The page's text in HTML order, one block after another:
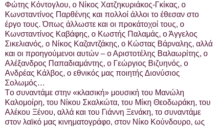
Φώτης Κόντογλου, ο Νίκος Χατζηκυριάκος-Γκίκας, ο
Κωνσταντίνος Παρθένης και πολλοί άλλοι το έθεσαν στο
έργο τους. Όπως άλλωστε και οι προκάτοχοί τους, ο
Κωνσταντίνος Καβάφης, ο Κωστής Παλαμάς, ο Άγγελος
Σικελιανός, ο Νίκος Καζαντζάκης, ο Κώστας Βάρναλης, αλλά
και οι προηγούμενοι αυτών – ο Αριστοτέλης Βαλαωρίτης, ο
Αλέξανδρος Παπαδιαμάντης, ο Γεώργιος Βιζυηνός, ο
Ανδρέας Κάλβος, ο εθνικός μας ποιητής Διονύσιος
Σολωμός…
Τo συναντάμε στην «κλασική» μουσική του Μανώλη
Καλομοίρη, του Νίκου Σκαλκώτα, του Μίκη Θεοδωράκη, του
Αλέκου Ξένου, αλλά και του Γιάννη Ξενάκη, το συναντάμε
στον λαϊκό μας κινηματογράφο, στον Νίκο Κούνδουρο, ως